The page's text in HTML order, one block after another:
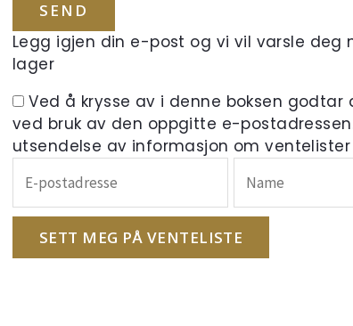
Legg igjen din e-post og vi vil varsle deg
lager
Ved å krysse av i denne boksen
ved bruk av den oppgitte e-
utsendelse av informasjon om
inn
e-
postadressen
din
SETT MEG PÅ VENTELISTE